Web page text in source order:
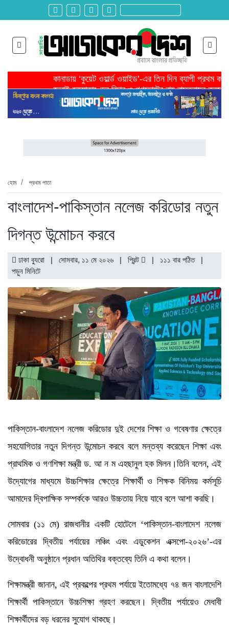
কানাডায় ‘কুয়েট ওয়ার্ল্ড ওয়াইড’-এর তিন দিন ব্যাপী প্রথম
জুলাই হত্যাকাণ্ডের বিচার ও গণভোটের রায় বাস্তবায়ন করতে
তরুণ উদ্ভাবক ও প্রযুক্তি উদ্যোক্তাদের পাশে থাকবে সরকার -
মাদরাসাকে অবহেলা করা শুরু মুজিব সরকারের আমল থেকে-
বাংলাদেশে এসে মার্কিন দূতের ভারতের হাইকমিশনারের সঙ্গে
হবিগঞ্জ ছাত্রদল সভাপতিসহ ১১ জনের বিরুদ্ধে এনসিপির
রাজনৈতিক লড়াইয়ে জিততে হলে সাংস্কৃতিক লড়াইয়ে জিততে
হোম প্রথম পাতা
বাংলাদেশ-পাকিস্তান নলেজ করিডোর নতুন
দিগন্ত উন্মোচন করবে
ঢাকা ব্যুরো | সোমবার, ১১ মে ২০২৬ | প্রিন্ট | ১১১ বার পঠিত
|
পড়ুন মিনিটে
পাকিস্তান-বাংলাদেশ নলেজ করিডোর দুই দেশের শিক্ষা ও গবেষণার ক্ষেত্রে
সহযোগিতার নতুন দিগন্ত উন্মোচন করবে বলে মন্তব্য করেছেন শিক্ষা এবং
প্রাথমিক ও গণশিক্ষা মন্ত্রী ড. আ ন ম এহছানুল হক মিলন।তিনি বলেন, এই
উদ্যোগের মাধ্যমে উচ্চশিক্ষার ক্ষেত্রে শিক্ষার্থী ও শিক্ষক বিনিময় কর্মসূচি
আমাদের দ্বিপাক্ষিক সম্পর্ককে আরও উচ্চতায় নিয়ে যাবে বলে আশা করছি।
সোমবার (১১ মে) রাজধানীর একটি হোটেলে ‘পাকিস্তান-বাংলাদেশ নলেজ
করিডোরের দ্বিতীয় পর্যায়ের লঞ্চিং এবং এডুকেশন এক্সপো-২০২৬’-এর
উদ্বোধনী অনুষ্ঠানে প্রধান অতিথির বক্তব্যে তিনি এ কথা বলেন।
শিক্ষামন্ত্রী জানান, এই প্রকল্পের প্রথম পর্যায়ে ইতোমধ্যে ৭৪ জন বাংলাদেশি
শিক্ষার্থী পাকিস্তানে উচ্চশিক্ষা গ্রহণ করছেন। দ্বিতীয় পর্যায়েও মেধাবী
শিক্ষার্থীদের বড় ধরনের সুযোগ থাকছে।